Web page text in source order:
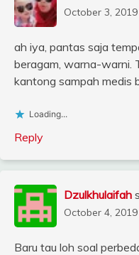
October 3,
ah iya, pantas saja
beragam, warna-warni.
kantong sampah medis
Loading...
Reply
Dzulkhulaifah
October 4,
Baru tau loh soal